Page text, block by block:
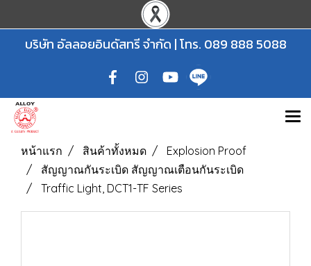
บริษัท อัลลอยอินดัสทรี จำกัด | โทร. 089 888 5088
หน้าแรก สินค้าทั้งหมด
Explosion Proof
สัญญาณกันระเบิด สัญญาณเตือนกันระเบิด
Traffic Light, DCT1-TF Series